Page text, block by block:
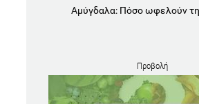
Αμύγδαλα: Πόσο ωφελούν
Προβολή